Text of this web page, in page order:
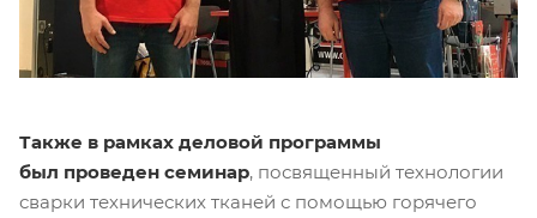
Также в рамках деловой программы
был проведен семинар, посвященный технологии
сварки технических тканей с помощью горячего